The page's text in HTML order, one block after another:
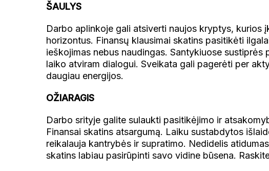
ŠAULYS
Darbo aplinkoje gali atsiverti naujos kryptys, kurios
horizontus. Finansų klausimai skatins pasitikėti
ieškojimas nebus naudingas. Santykiuose
laiko atviram dialogui. Sveikata gali pagerėti per
daugiau energijos.
OŽIARAGIS
Darbo srityje galite sulaukti pasitikėjimo ir
Finansai skatins atsargumą. Laiku sustabdytos
reikalauja kantrybės ir supratimo. Nedidelis
skatins labiau pasirūpinti savo vidine būsena.